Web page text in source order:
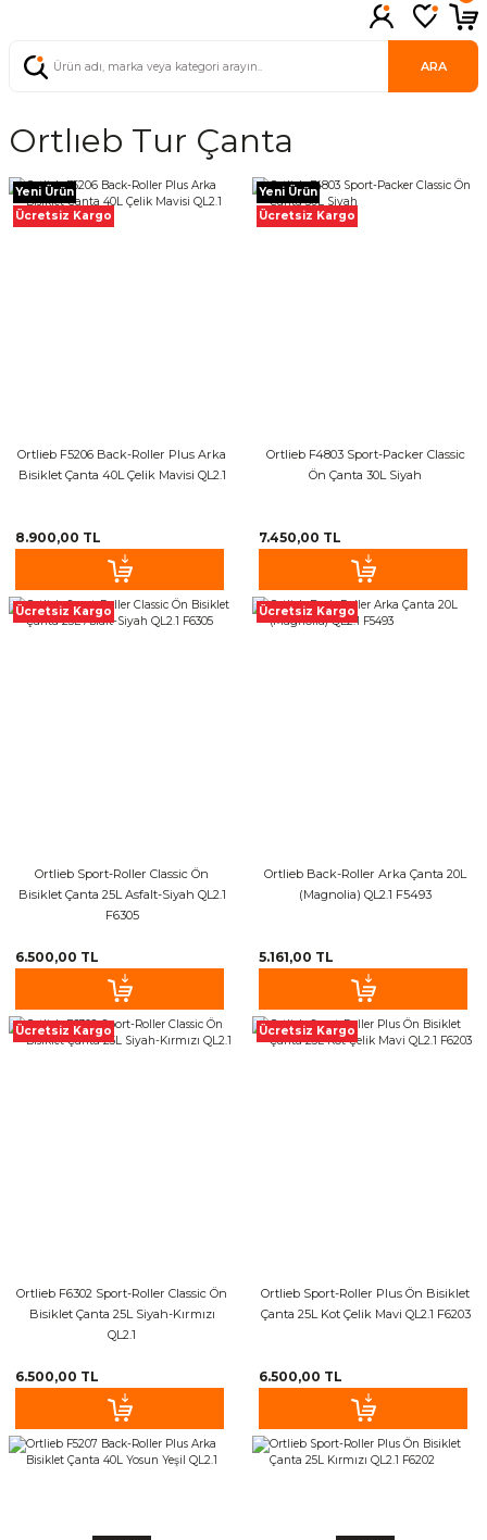
ARA
Ortlıeb Tur Çanta
Yeni Ürün
Ücretsiz Kargo
Ortlieb F5206 Back-Roller Plus Arka
Bisiklet Çanta 40L Çelik Mavisi QL2.1
8.900,00 TL
Yeni Ürün
Ücretsiz Kargo
Ortlieb F4803 Sport-Packer Classic
Ön Çanta 30L Siyah
7.450,00 TL
Ücretsiz Kargo
Ortlieb Sport-Roller Classic Ön
Bisiklet Çanta 25L Asfalt-Siyah QL2.1
F6305
6.500,00 TL
Ücretsiz Kargo
Ortlieb Back-Roller Arka Çanta 20L
(Magnolia) QL2.1 F5493
5.161,00 TL
Ücretsiz Kargo
Ortlieb F6302 Sport-Roller Classic Ön
Bisiklet Çanta 25L Siyah-Kırmızı
QL2.1
6.500,00 TL
Ücretsiz Kargo
Ortlieb Sport-Roller Plus Ön Bisiklet
Çanta 25L Kot Çelik Mavi QL2.1 F6203
6.500,00 TL